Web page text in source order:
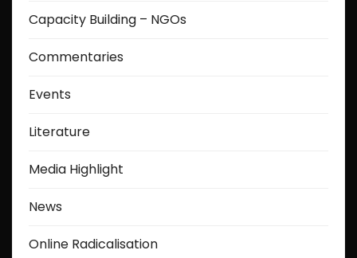
Capacity Building – NGOs
Commentaries
Events
Literature
Media Highlight
News
Online Radicalisation